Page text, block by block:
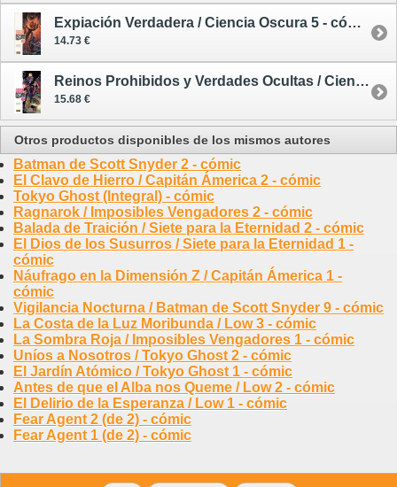
Expiación Verdadera / Ciencia Oscura 5 - cómic
14.73 €
Reinos Prohibidos y Verdades Ocultas / Ciencia Oscura 6 - cómic
15.68 €
Otros productos disponibles de los mismos autores
Batman de Scott Snyder 2 - cómic
El Clavo de Hierro / Capitán Ámerica 2 - cómic
Tokyo Ghost (Integral) - cómic
Ragnarok / Imposibles Vengadores 2 - cómic
Balada de Traición / Siete para la Eternidad 2 - cómic
El Dios de los Susurros / Siete para la Eternidad 1 -
cómic
Náufrago en la Dimensión Z / Capitán Ámerica 1 -
cómic
Vigilancia Nocturna / Batman de Scott Snyder 9 - cómic
La Costa de la Luz Moribunda / Low 3 - cómic
La Sombra Roja / Imposibles Vengadores 1 - cómic
Uníos a Nosotros / Tokyo Ghost 2 - cómic
El Jardín Atómico / Tokyo Ghost 1 - cómic
Antes de que el Alba nos Queme / Low 2 - cómic
El Delirio de la Esperanza / Low 1 - cómic
Fear Agent 2 (de 2) - cómic
Fear Agent 1 (de 2) - cómic